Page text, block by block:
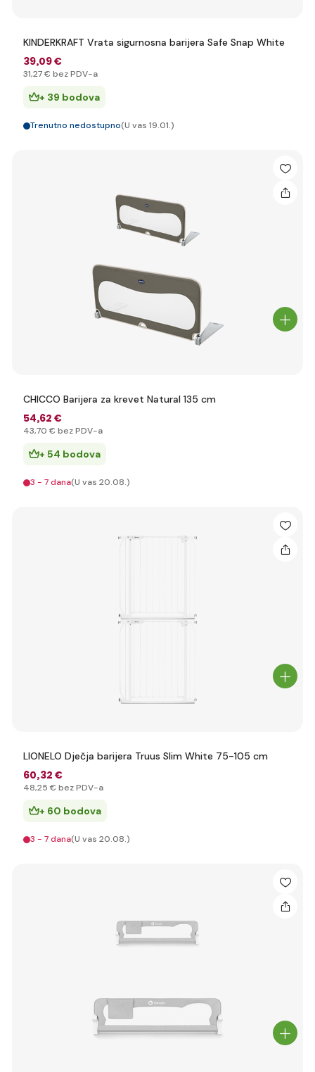
KINDERKRAFT Vrata sigurnosna barijera Safe Snap White
39,09 €
31,27 € bez PDV-a
+ 39 bodova
Trenutno nedostupno(U vas 19.01.)
CHICCO Barijera za krevet Natural 135 cm
54,62 €
43,70 € bez PDV-a
+ 54 bodova
3 - 7 dana(U vas 20.08.)
LIONELO Dječja barijera Truus Slim White 75-105 cm
60,32 €
48,25 € bez PDV-a
+ 60 bodova
3 - 7 dana(U vas 20.08.)